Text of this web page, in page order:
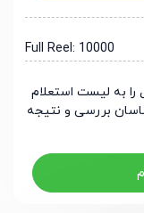
Full Reel: 10000
به لیست استعلام
بررسی و نتیجه